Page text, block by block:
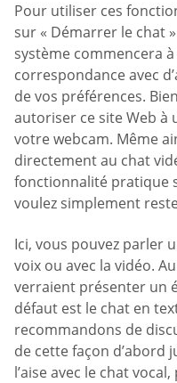
Pour utiliser ces
sur « Démarrer le chat
système commencera
correspondance avec
de vos préférences.
autoriser ce site Web
votre webcam. Même
directement au chat
fonctionnalité pratique
voulez simplement
Ici, vous pouvez parler
voix ou avec la vidéo.
verraient présenter un
défaut est le chat en
recommandons de
de cette façon d’abord
l’aise avec le chat